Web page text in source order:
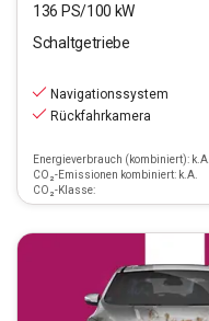
136 PS/100 kW
Schaltgetriebe
Navigationssystem
Rückfahrkamera
Energieverbrauch (kombiniert): k.A.
CO₂-Emissionen kombiniert: k.A.
CO₂-Klasse: